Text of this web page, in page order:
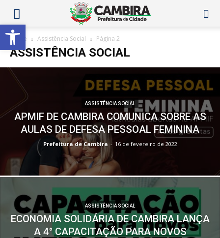
Abrir a barra de ferramentas
Home Assistência Social Página 2
ASSISTÊNCIA SOCIAL
ASSISTÊNCIA SOCIAL
APMIF DE CAMBIRA COMUNICA SOBRE AS
AULAS DE DEFESA PESSOAL FEMININA
Prefeitura de Cambira - 16 de fevereiro de 2022
ASSISTÊNCIA SOCIAL
ECONOMIA SOLIDÁRIA DE CAMBIRA LANÇA
A 4° CAPACITAÇÃO PARA NOVOS